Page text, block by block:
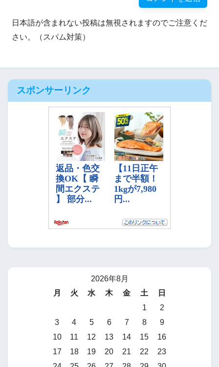
日本語が含まれない投稿は無視されますのでご注意くだ
さい。（スパム対策）
スポンサーリンク
2026年8月
月
火 水 木 金 土
日
1
2
3
4 5 6 7 8
9
10
11 12 13 14 15
16
17
18 19 20 21 22
23